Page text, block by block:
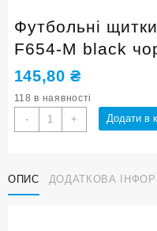
Футбольні
F654-M black
145,80₴
118 в наявності
-
Футбольні
щитки
M
F654-
+ Додати в
ОПИС ДОДАТКОВА